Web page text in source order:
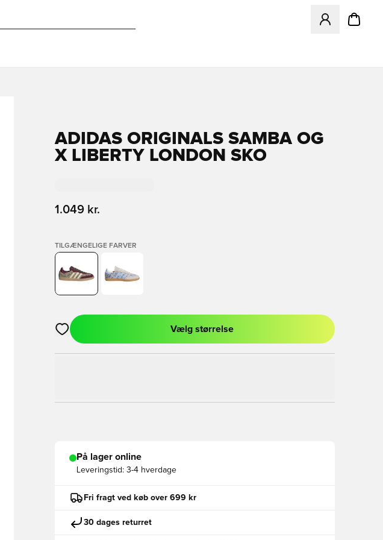
Åbner en
ADIDAS ORIGINALS SAMBA OG
X LIBERTY LONDON SKO
1.049 kr.
TILGÆNGELIGE FARVER
Åbner en Modal til at logge ind eller tilmelde dig som medlem
Vælg størrelse
På lager online
Leveringstid: 3-4 hverdage
Fri fragt ved køb over 699 kr
30 dages returret